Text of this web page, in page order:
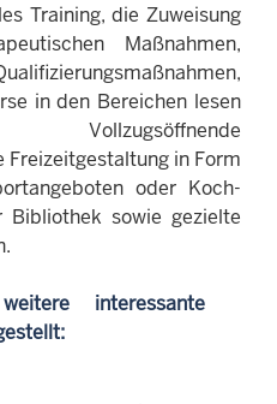
Training, die Zuweisung
Maßnahmen,
in den Bereichen lesen
Vollzugsöffnende
Freizeitgestaltung in Form
oder Koch-
sowie gezielte
interessante